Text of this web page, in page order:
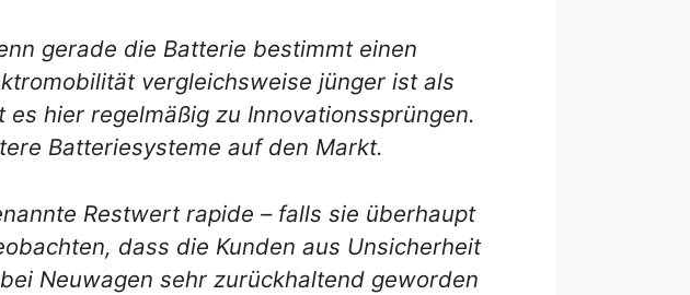
gerade die Batterie bestimmt einen
vergleichsweise jünger ist als
hier regelmäßig zu Innovationssprüngen.
Batteriesysteme auf den Markt.
Restwert rapide – falls sie überhaupt
dass die Kunden aus Unsicherheit
Neuwagen sehr zurückhaltend geworden